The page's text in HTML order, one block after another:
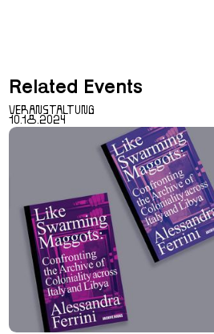
Related Events
VERANSTALTUNG
10.18.2024